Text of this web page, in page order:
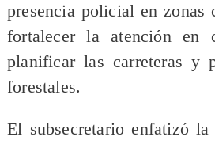
presencia policial en zonas
fortalecer la atención en
planificar las carreteras y
forestales.
El subsecretario enfatizó